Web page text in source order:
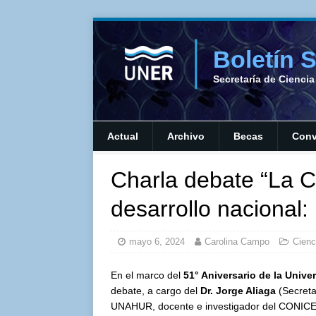
Boletín
Secretaría de
Actual Archivo Becas
Charla debate “La
desarrollo nacional:
mayo 6, 2024 Carolina Campo
En el marco del 51° Aniversario de la
debate, a cargo del Dr. Jorge Aliaga
UNAHUR, docente e investigador del